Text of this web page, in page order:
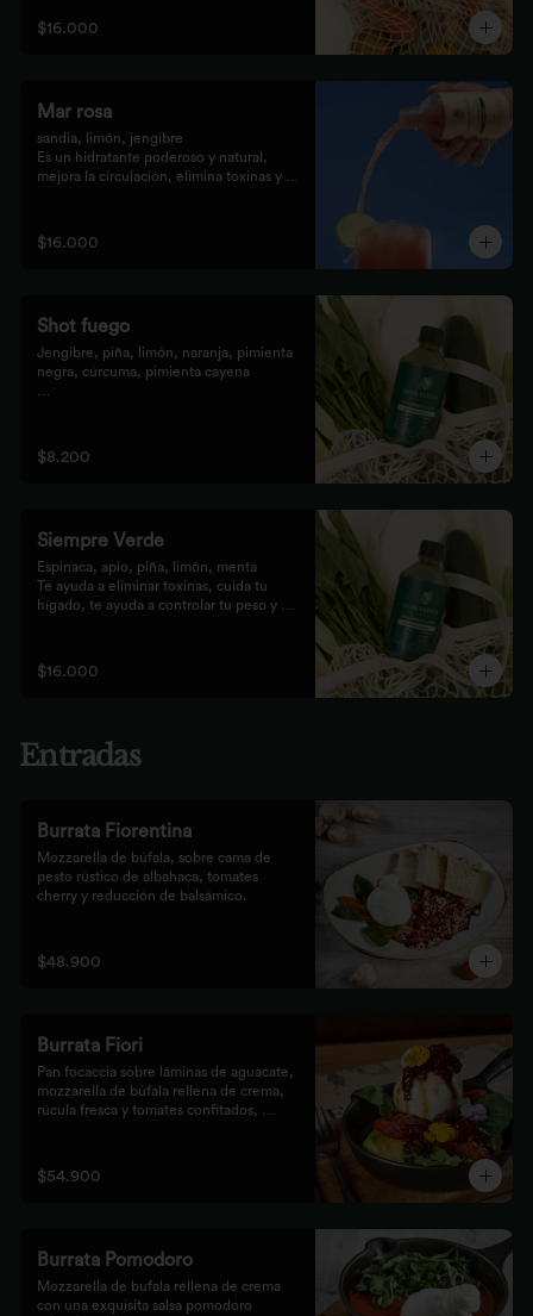
celular
$16.000
Mar rosa
sandia, limón, jengibre
Es un hidratante poderoso y natural,
mejora la circulación, elimina toxinas y
$16.000
Shot fuego
Jengibre, piña, limón, naranja, pimienta
negra, cúrcuma, pimienta cayena
inflamación del organismo.
recomendamos tomarlo solo con soda o
$8.200
Siempre Verde
Espinaca, apio, piña, limón, menta
Te ayuda a eliminar toxinas, cuida tu
hígado, te ayuda a controlar tu peso y
$16.000
Entradas
Burrata Fiorentina
Mozzarella de búfala, sobre cama de
pesto rústico de albahaca, tomates
cherry y reducción de balsámico.
$48.900
Burrata Fiori
Pan focaccia sobre láminas de aguacate,
mozzarella de búfala rellena de crema,
rúcula fresca y tomates confitados,
$54.900
Burrata Pomodoro
Mozzarella de bufala rellena de crema
con una exquisita salsa pomodoro